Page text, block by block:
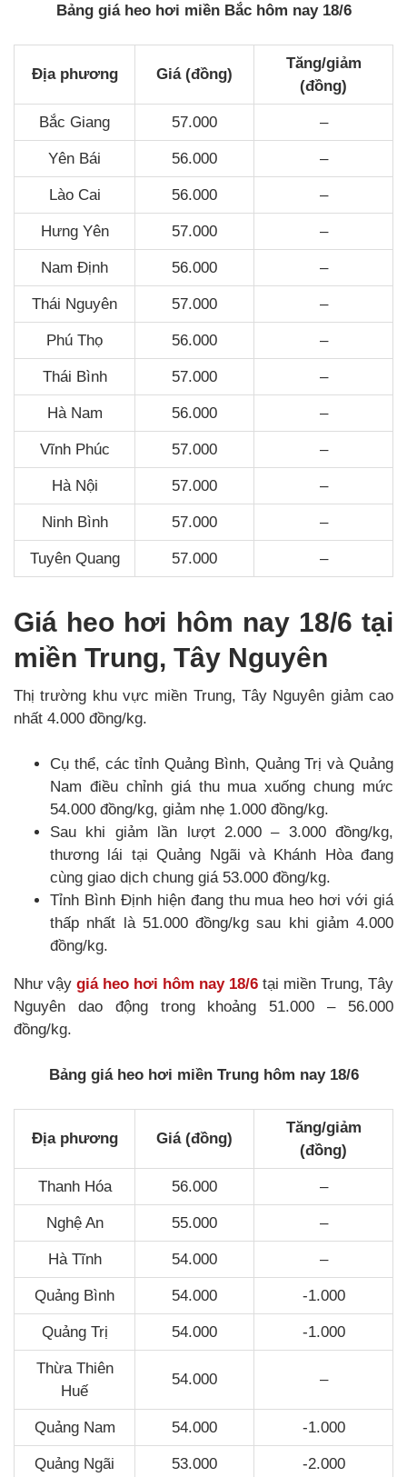
Bảng giá heo hơi miền Bắc hôm nay 18/6
Địa phương Giá (đồng)
Tăng/giảm
(đồng)
Bắc Giang 57.000 –
Yên Bái 56.000 –
Lào Cai 56.000 –
Hưng Yên 57.000 –
Nam Định 56.000 –
Thái Nguyên 57.000 –
Phú Thọ 56.000 –
Thái Bình 57.000 –
Hà Nam 56.000 –
Vĩnh Phúc 57.000 –
Hà Nội 57.000 –
Ninh Bình 57.000 –
Tuyên Quang 57.000 –
Giá heo hơi hôm nay 18/6 tại
miền Trung, Tây Nguyên
Thị trường khu vực miền Trung, Tây Nguyên giảm cao
nhất 4.000 đồng/kg.
Cụ thể, các tỉnh Quảng Bình, Quảng Trị và Quảng
Nam điều chỉnh giá thu mua xuống chung mức
54.000 đồng/kg, giảm nhẹ 1.000 đồng/kg.
Sau khi giảm lần lượt 2.000 – 3.000 đồng/kg,
thương lái tại Quảng Ngãi và Khánh Hòa đang
cùng giao dịch chung giá 53.000 đồng/kg.
Tỉnh Bình Định hiện đang thu mua heo hơi với giá
thấp nhất là 51.000 đồng/kg sau khi giảm 4.000
đồng/kg.
Như vậy giá heo hơi hôm nay 18/6 tại miền Trung, Tây
Nguyên dao động trong khoảng 51.000 – 56.000
đồng/kg.
Bảng giá heo hơi miền Trung hôm nay 18/6
Địa phương Giá (đồng)
Tăng/giảm
(đồng)
Thanh Hóa 56.000 –
Nghệ An 55.000 –
Hà Tĩnh 54.000 –
Quảng Bình 54.000 -1.000
Quảng Trị 54.000 -1.000
Thừa Thiên
Huế
54.000 –
Quảng Nam 54.000 -1.000
Quảng Ngãi 53.000 -2.000